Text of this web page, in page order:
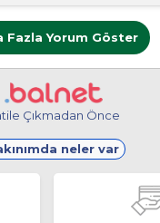
Fazla Yorum Göster
Çıkmadan Önce
neler var